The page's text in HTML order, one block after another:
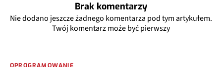
Brak komentarzy
Nie dodano jeszcze żadnego komentarza pod tym artykułem.
Twój komentarz może być pierwszy